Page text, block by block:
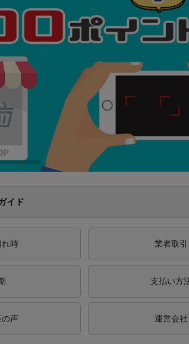
イド
れ時 業者取引
支払い方
の声 運営会社